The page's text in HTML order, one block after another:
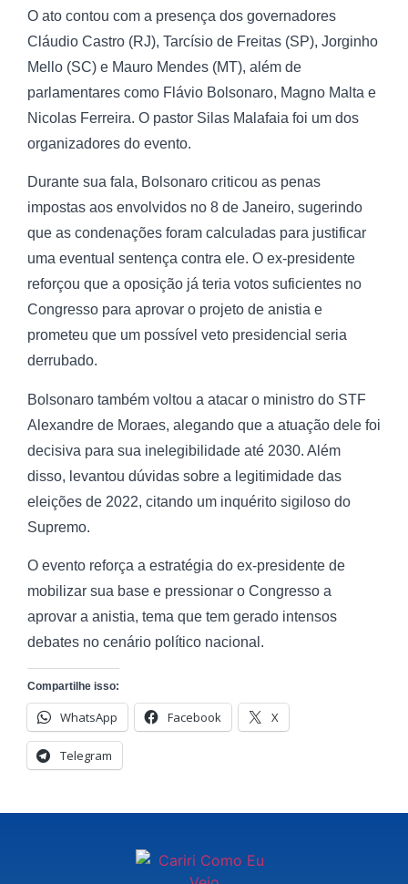
O ato contou com a presença dos governadores
Cláudio Castro (RJ), Tarcísio de Freitas (SP), Jorginho
Mello (SC) e Mauro Mendes (MT), além de
parlamentares como Flávio Bolsonaro, Magno Malta e
Nicolas Ferreira. O pastor Silas Malafaia foi um dos
organizadores do evento.
Durante sua fala, Bolsonaro criticou as penas
impostas aos envolvidos no 8 de Janeiro, sugerindo
que as condenações foram calculadas para justificar
uma eventual sentença contra ele. O ex-presidente
reforçou que a oposição já teria votos suficientes no
Congresso para aprovar o projeto de anistia e
prometeu que um possível veto presidencial seria
derrubado.
Bolsonaro também voltou a atacar o ministro do STF
Alexandre de Moraes, alegando que a atuação dele foi
decisiva para sua inelegibilidade até 2030. Além
disso, levantou dúvidas sobre a legitimidade das
eleições de 2022, citando um inquérito sigiloso do
Supremo.
O evento reforça a estratégia do ex-presidente de
mobilizar sua base e pressionar o Congresso a
aprovar a anistia, tema que tem gerado intensos
debates no cenário político nacional.
Compartilhe isso:
WhatsApp Facebook X
Telegram